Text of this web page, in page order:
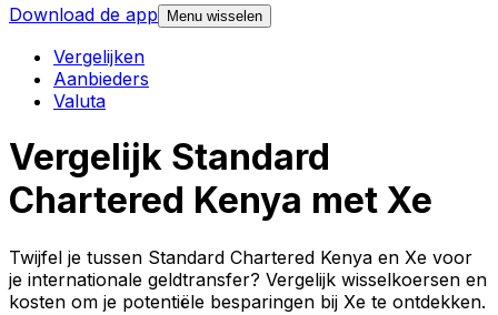
Download de app
Menu wisselen
Vergelijken
Aanbieders
Valuta
Vergelijk Standard
Chartered Kenya met Xe
Twijfel je tussen Standard Chartered Kenya en Xe voor
je internationale geldtransfer? Vergelijk wisselkoersen en
kosten om je potentiële besparingen bij Xe te ontdekken.